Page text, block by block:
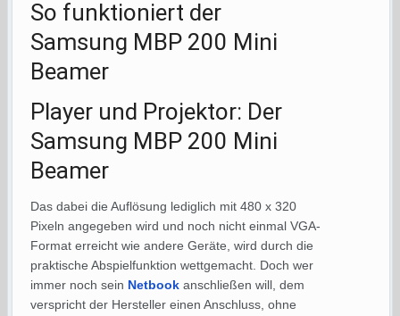
So funktioniert der
Samsung MBP 200 Mini
Beamer
Player und Projektor: Der
Samsung MBP 200 Mini
Beamer
Das dabei die Auflösung lediglich mit 480 x 320
Pixeln angegeben wird und noch nicht einmal VGA-
Format erreicht wie andere Geräte, wird durch die
praktische Abspielfunktion wettgemacht. Doch wer
immer noch sein Netbook anschließen will, dem
verspricht der Hersteller einen Anschluss, ohne